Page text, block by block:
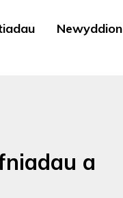
Newyddion
a